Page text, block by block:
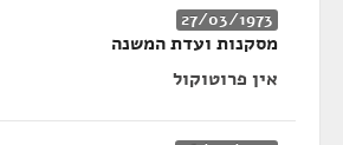
27/03/1973
מסקנות ועדת המשנה
אין פרוטוקול